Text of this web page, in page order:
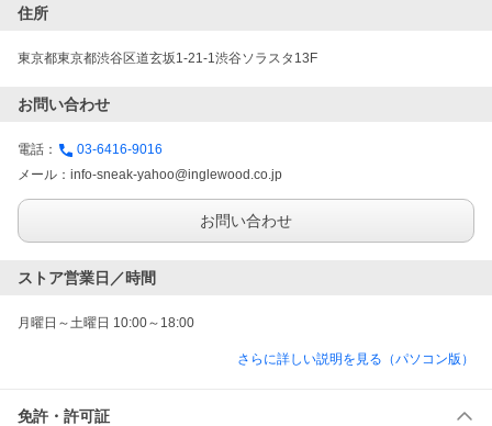
住所
東京都東京都渋谷区道玄坂1-21-1渋谷ソラスタ13F
お問い合わせ
電話：
03-6416-9016
メール： info-sneak-yahoo@inglewood.co.jp
お問い合わせ
ストア営業日／時間
月曜日～土曜日 10:00～18:00
さらに詳しい説明を見る（パソコン版）
免許・許可証